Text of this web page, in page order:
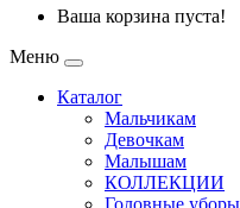
Ваша корзина пуста!
Меню
Каталог
Мальчикам
Девочкам
Малышам
КОЛЛЕКЦИИ